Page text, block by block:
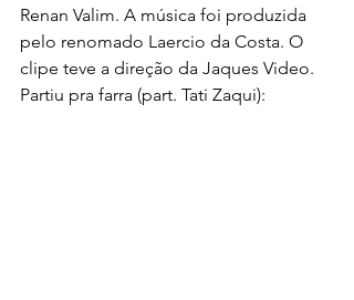
Renan Valim. A música foi produzida
pelo renomado Laercio da Costa. O
clipe teve a direção da Jaques Video.
Partiu pra farra (part. Tati Zaqui):